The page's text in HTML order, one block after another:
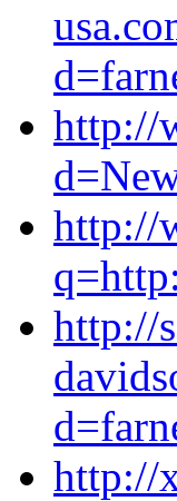
http://
http://
http://
http://